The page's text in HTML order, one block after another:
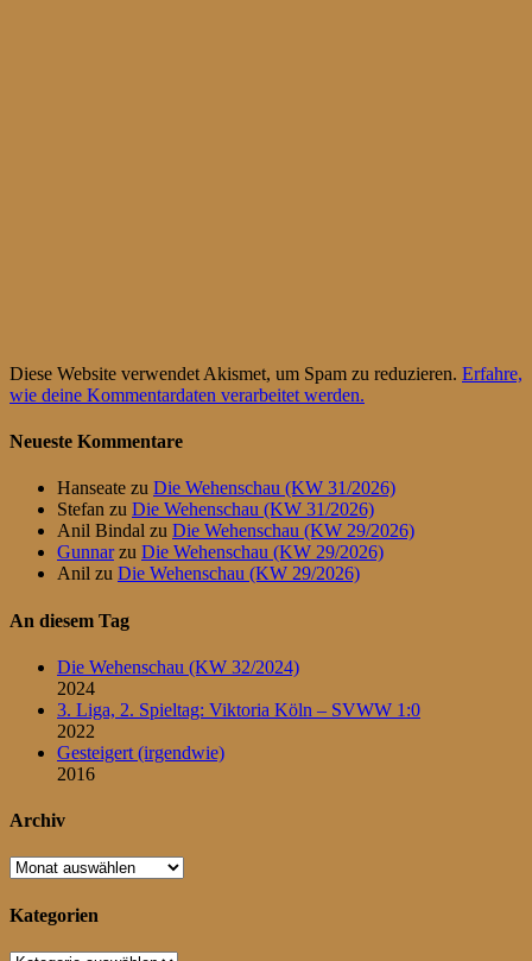
Diese Website verwendet Akismet, um Spam zu reduzieren. Erfahre,
wie deine Kommentardaten verarbeitet werden.
Neueste Kommentare
Hanseate zu Die Wehenschau (KW 31/2026)
Stefan zu Die Wehenschau (KW 31/2026)
Anil Bindal zu Die Wehenschau (KW 29/2026)
Gunnarzu Die Wehenschau (KW 29/2026)
Anil zu Die Wehenschau (KW 29/2026)
An diesem Tag
Die Wehenschau (KW 32/2024)
2024
3. Liga, 2. Spieltag: Viktoria Köln – SVWW 1:0
2022
Gesteigert (irgendwie)
2016
Archiv
Archiv
Kategorien